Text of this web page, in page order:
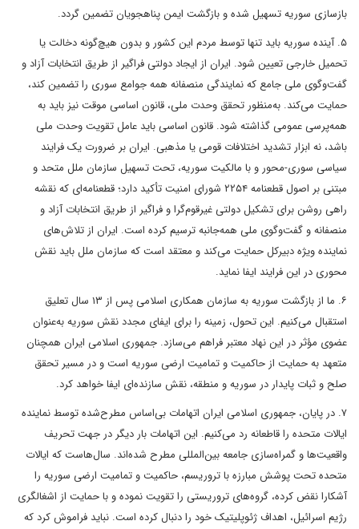
بازسازی سوریه تسهیل شده و بازگشت ایمن پناهجویان تضمین گردد.
۵. آینده سوریه باید تنها توسط مردم این کشور و بدون هیچ‌گونه دخالت یا
تحمیل خارجی تعیین شود. ایران از ایجاد دولتی فراگیر از طریق انتخابات آزاد و
گفت‌وگوی ملی جامع که نمایندگی منصفانه همه جوامع سوری را تضمین کند،
حمایت می‌کند. به‌منظور تحقق وحدت ملی، قانون اساسی موقت نیز باید به
همه‌پرسی عمومی گذاشته شود. قانون اساسی باید عامل تقویت وحدت ملی
باشد، نه ابزار تشدید اختلافات قومی یا مذهبی. ایران بر ضرورت یک فرایند
سیاسی سوری‌-محور و با مالکیت سوریه، تحت تسهیل سازمان ملل متحد و
مبتنی بر اصول قطعنامه ۲۲۵۴ شورای امنیت تأکید دارد؛ قطعنامه‌ای که نقشه
راهی روشن برای تشکیل دولتی غیرقوم‌گرا و فراگیر از طریق انتخابات آزاد و
منصفانه و گفت‌وگوی ملی همه‌جانبه ترسیم کرده است. ایران از تلاش‌های
نماینده ویژه دبیرکل حمایت می‌کند و معتقد است که سازمان ملل باید نقش
محوری در این فرایند ایفا نماید.
۶. ما از بازگشت سوریه به سازمان همکاری اسلامی پس از ۱۳ سال تعلیق
استقبال می‌کنیم. این تحول، زمینه را برای ایفای مجدد نقش سوریه به‌عنوان
عضوی مؤثر در این نهاد معتبر فراهم می‌سازد. جمهوری اسلامی ایران همچنان
متعهد به حمایت از حاکمیت و تمامیت ارضی سوریه است و در مسیر تحقق
صلح و ثبات پایدار در سوریه و منطقه، نقش سازنده‌ای ایفا خواهد کرد.
۷. در پایان، جمهوری اسلامی ایران اتهامات بی‌اساس مطرح‌شده توسط نماینده
ایالات متحده را قاطعانه رد می‌کنیم. این اتهامات بار دیگر در جهت تحریف
واقعیت‌ها و گمراه‌سازی جامعه بین‌المللی مطرح شده‌اند. سال‌هاست که ایالات
متحده تحت پوشش مبارزه با تروریسم، حاکمیت و تمامیت ارضی سوریه را
آشکارا نقض کرده، گروه‌های تروریستی را تقویت نموده و با حمایت از اشغالگری
رژیم اسرائیل، اهداف ژئوپلیتیک خود را دنبال کرده است. نباید فراموش کرد که